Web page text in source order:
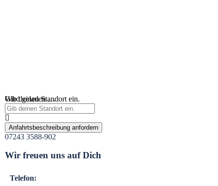
Wird geladen …
Gib deinen Standort ein.
Anfahrtsbeschreibung anfordern
07243 3588-902
Wir freuen uns auf Dich
Telefon: